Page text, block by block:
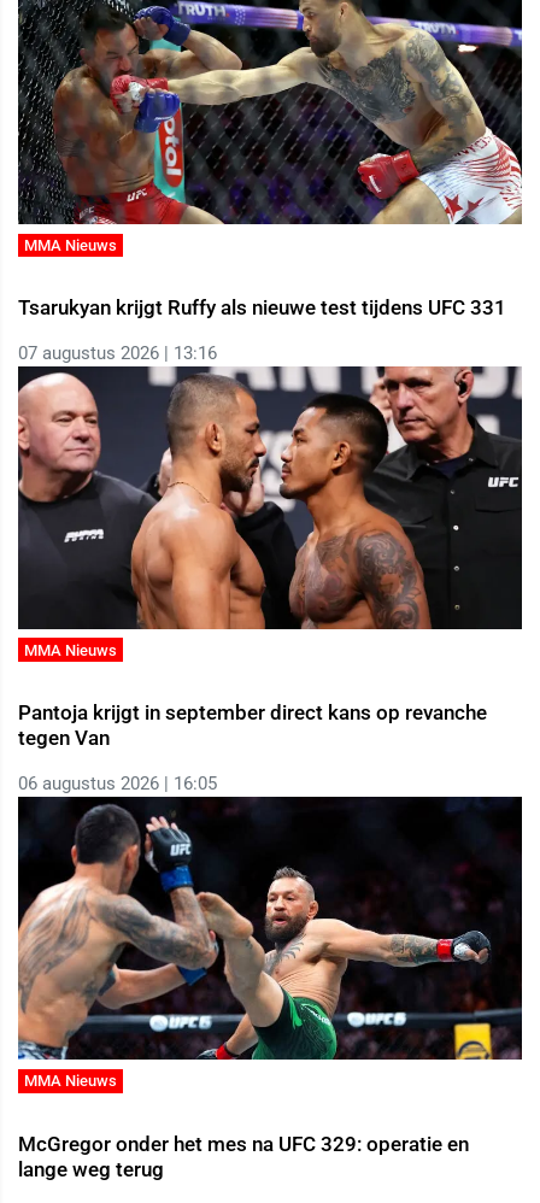
MMA Nieuws
Tsarukyan krijgt Ruffy als nieuwe test tijdens UFC 331
07 augustus 2026 | 13:16
MMA Nieuws
Pantoja krijgt in september direct kans op revanche
tegen Van
06 augustus 2026 | 16:05
MMA Nieuws
McGregor onder het mes na UFC 329: operatie en
lange weg terug